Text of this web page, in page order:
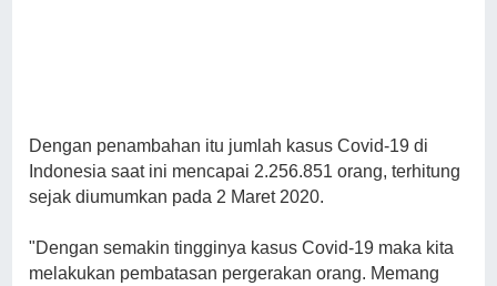
Dengan penambahan itu jumlah kasus Covid-19 di
Indonesia saat ini mencapai 2.256.851 orang, terhitung
sejak diumumkan pada 2 Maret 2020.
"Dengan semakin tingginya kasus Covid-19 maka kita
melakukan pembatasan pergerakan orang. Memang